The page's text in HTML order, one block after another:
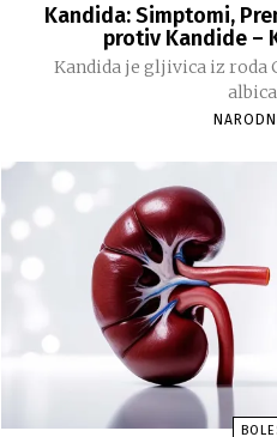
Kandida: Simptomi,
protiv Kandide –
Kandida je gljivica iz roda